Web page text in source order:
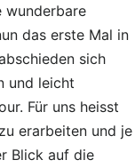
wunderbare
das erste Mal in
sich
und leicht
Für uns heisst
erarbeiten und je
Blick auf die